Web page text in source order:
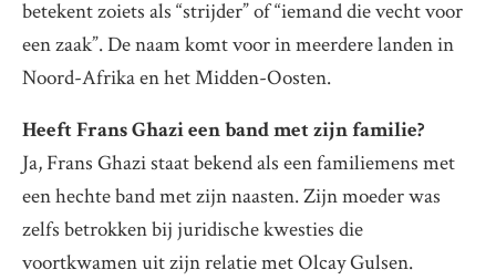
betekent zoiets als “strijder” of “iemand die vecht voor
een zaak”. De naam komt voor in meerdere landen in
Noord-Afrika en het Midden-Oosten.
Heeft Frans Ghazi een band met zijn familie?
Ja, Frans Ghazi staat bekend als een familiemens met
een hechte band met zijn naasten. Zijn moeder was
zelfs betrokken bij juridische kwesties die
voortkwamen uit zijn relatie met Olcay Gulsen.